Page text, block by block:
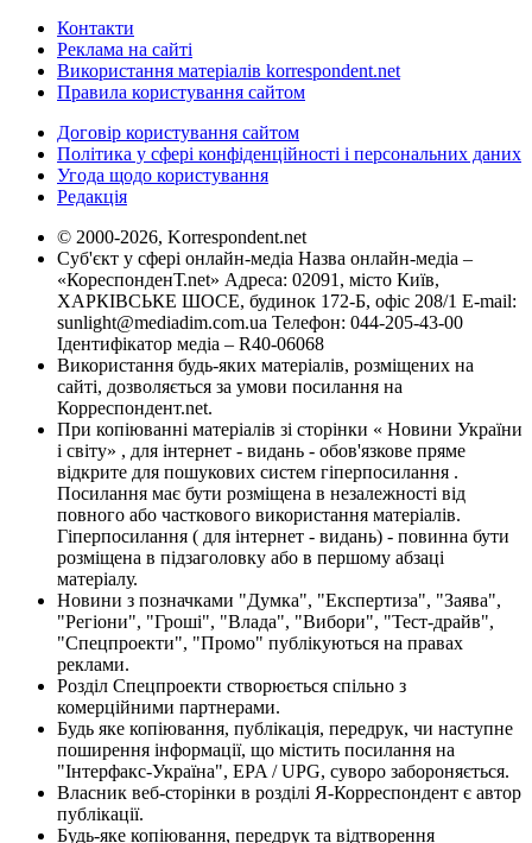
Контакти
Реклама на сайті
Використання матеріалів korrespondent.net
Правила користування сайтом
Договір користування сайтом
Політика у сфері конфіденційності і персональних даних
Угода щодо користування
Редакція
© 2000-2026, Korrespondent.net
Суб'єкт у сфері онлайн-медіа Назва онлайн-медіа –
«КореспонденТ.net» Адреса: 02091, місто Київ,
ХАРКІВСЬКЕ ШОСЕ, будинок 172-Б, офіс 208/1 E-mail:
sunlight@mediadim.com.ua Телефон: 044-205-43-00
Ідентифікатор медіа – R40-06068
Використання будь-яких матеріалів, розміщених на
сайті, дозволяється за умови посилання на
Корреспондент.net.
При копіюванні матеріалів зі сторінки « Новини України
і світу» , для інтернет - видань - обов'язкове пряме
відкрите для пошукових систем гіперпосилання .
Посилання має бути розміщена в незалежності від
повного або часткового використання матеріалів.
Гіперпосилання ( для інтернет - видань) - повинна бути
розміщена в підзаголовку або в першому абзаці
матеріалу.
Новини з позначками "Думка", "Експертиза", "Заява",
"Регіони", "Гроші", "Влада", "Вибори", "Тест-драйв",
"Спецпроекти", "Промо" публікуються на правах
реклами.
Розділ Спецпроекти створюється спільно з
комерційними партнерами.
Будь яке копіювання, публікація, передрук, чи наступне
поширення інформації, що містить посилання на
"Інтерфакс-Україна", EPA / UPG, суворо забороняється.
Власник веб-сторінки в розділі Я-Корреспондент є автор
публікації.
Будь-яке копіювання, передрук та відтворення